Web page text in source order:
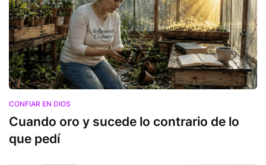
CONFIAR EN DIOS
Cuando oro y sucede lo contrario de lo
que pedí